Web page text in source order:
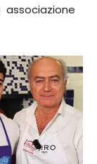
associazione